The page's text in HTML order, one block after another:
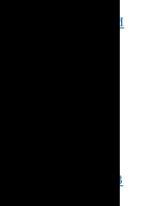
держатели
полов